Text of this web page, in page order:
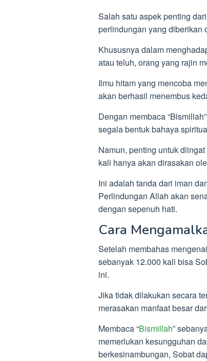
Salah satu aspek penting
perlindungan yang diberikan
Khususnya dalam
atau teluh, orang yang rajin
Ilmu hitam yang mencoba
akan berhasil menembus
Dengan membaca
segala bentuk bahaya
Namun, penting untuk
kali hanya akan dirasakan
Ini adalah tanda dari iman
Perlindungan Allah akan
dengan sepenuh hati.
Cara
Setelah membahas
sebanyak 12.000 kali bisa
ini.
Jika tidak dilakukan secara
merasakan manfaat besar
Membaca “Bismillah”
memerlukan kesungguhan
berkesinambungan, Sobat